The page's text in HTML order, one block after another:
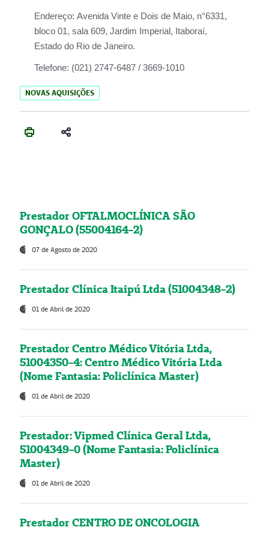
Endereço: Avenida Vinte e Dois de Maio, n°6331,
bloco 01, sala 609, Jardim Imperial, Itaboraí,
Estado do Rio de Janeiro.
Telefone: (021) 2747-6487 / 3669-1010
NOVAS AQUISIÇÕES
Prestador OFTALMOCLÍNICA SÃO
GONÇALO (55004164-2)
07 de Agosto de 2020
Prestador Clínica Itaipú Ltda (51004348-2)
01 de Abril de 2020
Prestador Centro Médico Vitória Ltda,
51004350-4: Centro Médico Vitória Ltda
(Nome Fantasia: Policlínica Master)
01 de Abril de 2020
Prestador: Vipmed Clínica Geral Ltda,
51004349-0 (Nome Fantasia: Policlínica
Master)
01 de Abril de 2020
Prestador CENTRO DE ONCOLOGIA